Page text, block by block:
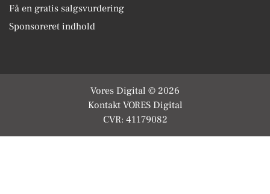
Få en gratis salgsvurdering
Sponsoreret indhold
Vores Digital © 2026
Kontakt VORES Digital
CVR: 41179082